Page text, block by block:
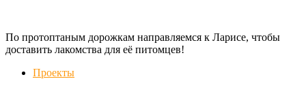
По протоптаным дорожкам направляемся к Ларисе, чтобы
доставить лакомства для её питомцев!
Проекты